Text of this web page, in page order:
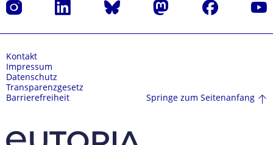
Instagram LinkedIn Bluesky Mastodon Facebook
Kontakt
Impressum
Datenschutz
Transparenzgesetz
Barrierefreiheit
Springe zum Seitenanfang